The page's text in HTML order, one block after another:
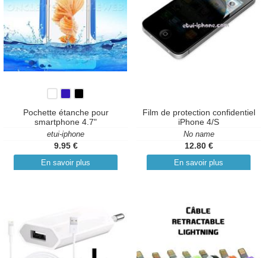
Pochette étanche pour
smartphone 4.7"
etui-iphone
9.95 €
En savoir plus
Film de protection confidentiel
iPhone 4/S
No name
12.80 €
En savoir plus